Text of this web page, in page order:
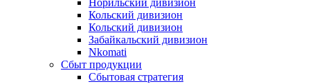
Кольский дивизион
Кольский дивизион
Забайкальский дивизион
Nkomati
Сбыт продукции
Сбытовая стратегия